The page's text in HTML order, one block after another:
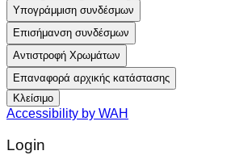
Υπογράμμιση συνδέσμων
Επισήμανση συνδέσμων
Αντιστροφή Χρωμάτων
Επαναφορά αρχικής κατάστασης
Κλείσιμο
Accessibility by WAH
Login